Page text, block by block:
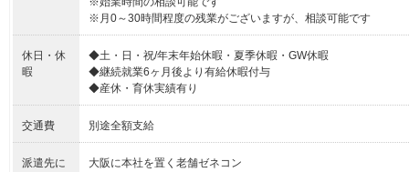
※月0～30時間程度の残業がございますが、相談可能です
休日・休
暇
◆土・日・祝/年末年始休暇・夏季休暇・GW休暇
◆継続就業6ヶ月後より有給休暇付与
◆産休・育休実績有り
交通費 別途全額支給
派遣先に
大阪に本社を置く老舗ゼネコン